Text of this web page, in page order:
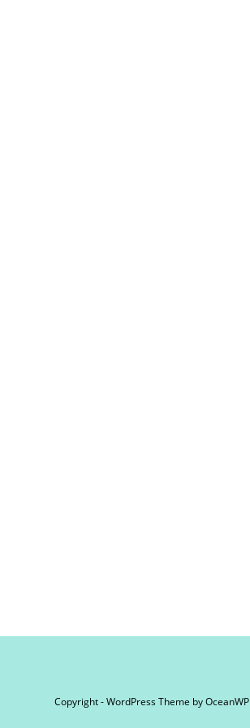
Copyright - WordPress Theme by OceanWP